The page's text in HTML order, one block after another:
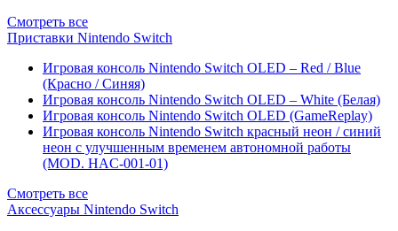
Смотреть все
Приставки Nintendo Switch
Игровая консоль Nintendo Switch OLED – Red / Blue
(Красно / Синяя)
Игровая консоль Nintendo Switch OLED – White (Белая)
Игровая консоль Nintendo Switch OLED (GameReplay)
Игровая консоль Nintendo Switch красный неон / синий
неон с улучшенным временем автономной работы
(MOD. HAC-001-01)
Смотреть все
Аксессуары Nintendo Switch